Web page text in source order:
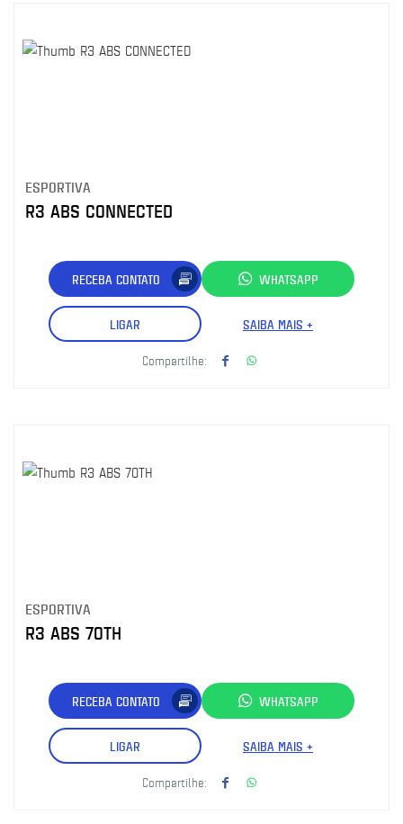
ESPORTIVA
R3 ABS CONNECTED
RECEBA CONTATO WHATSAPP
LIGAR SAIBA MAIS +
Compartilhe:
ESPORTIVA
R3 ABS 70TH
RECEBA CONTATO WHATSAPP
LIGAR SAIBA MAIS +
Compartilhe: